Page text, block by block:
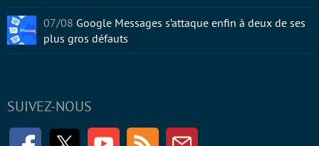
SUIVEZ-NOUS
FacebookTwitter Youtube RSS Newsletter
07/08 Google Messages s’attaque enfin à deux de ses
plus gros défauts